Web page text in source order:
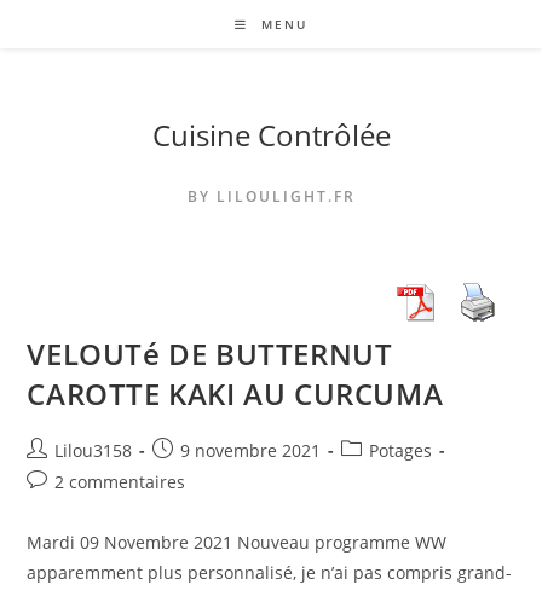
MENU
Cuisine Contrôlée
BY LILOULIGHT.FR
VELOUTé DE BUTTERNUT
CAROTTE KAKI AU CURCUMA
Auteur/autrice
de
Lilou3158
Publication
publiée :
9 novembre 2021
PostPotages
Commentaires
la
publication :
2 commentaires
Mardi 09 Novembre 2021 Nouveau programme WW
apparemment plus personnalisé, je n’ai pas compris grand-